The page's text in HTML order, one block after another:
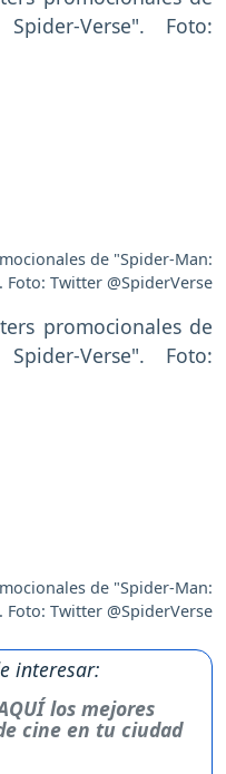
de "Spider-Man:
Twitter @SpiderVerse
de "Spider-Man:
Twitter @SpiderVerse
interesar:
los mejores
cine en tu ciudad